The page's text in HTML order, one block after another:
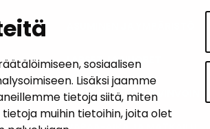
sosiaalisen
Lisäksi jaamme
tietoja siitä, miten
muihin tietoihin, joita olet
LAPSET JA NUORET
KUNTALAISTEN HYVINVOINTI